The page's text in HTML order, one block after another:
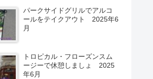
パークサイドグリルでアルコ
ールをテイクアウト 2025年6
月
トロピカル・フローズンスム
ージーで休憩しましょ 2025
年6月